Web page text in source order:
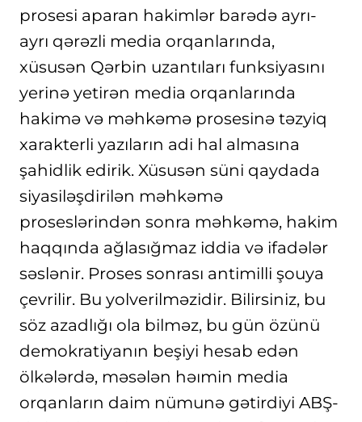
prosesi aparan hakimlər barədə ayrı-
ayrı qərəzli media orqanlarında,
xüsusən Qərbin uzantıları funksiyasını
yerinə yetirən media orqanlarında
hakimə və məhkəmə prosesinə təzyiq
xarakterli yazıların adi hal almasına
şahidlik edirik. Xüsusən süni qaydada
siyasiləşdirilən məhkəmə
proseslərindən sonra məhkəmə, hakim
haqqında ağlasığmaz iddia və ifadələr
səslənir. Proses sonrası antimilli şouya
çevrilir. Bu yolverilməzidir. Bilirsiniz, bu
söz azadlığı ola bilməz, bu gün özünü
demokratiyanın beşiyi hesab edən
ölkələrdə, məsələn həımin media
orqanların daim nümunə gətirdiyi ABŞ-